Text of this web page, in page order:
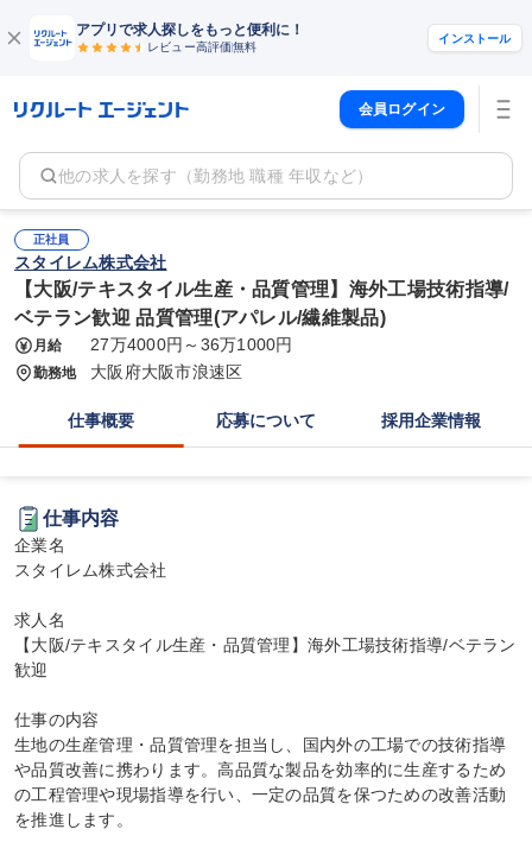
アプリで求人探しをもっと便利に！
レビュー高評価無料
インストール
会員ログイン
他の求人を探す（勤務地 職種 年収など）
正社員
スタイレム株式会社
【大阪/テキスタイル生産・品質管理】海外工場技術指導/
ベテラン歓迎 品質管理(アパレル/繊維製品)
月給 27万4000円～36万1000円
勤務地 大阪府大阪市浪速区
仕事概要 応募について 採用企業情報
仕事内容
企業名
スタイレム株式会社
求人名
【大阪/テキスタイル生産・品質管理】海外工場技術指導/ベテラン
歓迎
仕事の内容
生地の生産管理・品質管理を担当し、国内外の工場での技術指導
や品質改善に携わります。高品質な製品を効率的に生産するため
の工程管理や現場指導を行い、一定の品質を保つための改善活動
を推進します。